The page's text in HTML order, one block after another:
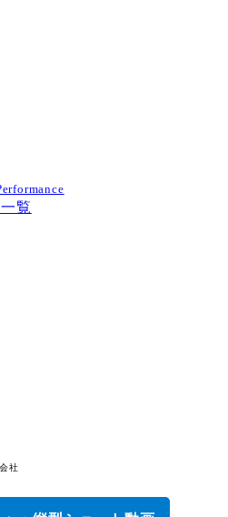
覧
社